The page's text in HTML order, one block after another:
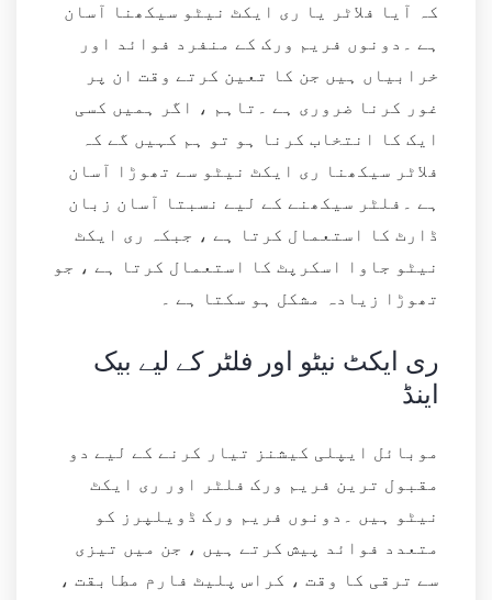
کہ آیا فلاٹر یا ری ایکٹ نیٹو سیکھنا آسان
ہے ۔دونوں فریم ورک کے منفرد فوائد اور
خرابیاں ہیں جن کا تعین کرتے وقت ان پر
غور کرنا ضروری ہے ۔تاہم ، اگر ہمیں کسی
ایک کا انتخاب کرنا ہو تو ہم کہیں گے کہ
فلاٹر سیکھنا ری ایکٹ نیٹو سے تھوڑا آسان
ہے ۔فلٹر سیکھنے کے لیے نسبتا آسان زبان
ڈارٹ کا استعمال کرتا ہے ، جبکہ ری ایکٹ
نیٹو جاوا اسکرپٹ کا استعمال کرتا ہے ، جو
تھوڑا زیادہ مشکل ہو سکتا ہے ۔
ری ایکٹ نیٹو اور فلٹر کے لیے بیک
اینڈ
موبائل ایپلی کیشنز تیار کرنے کے لیے دو
مقبول ترین فریم ورک فلٹر اور ری ایکٹ
نیٹو ہیں ۔دونوں فریم ورک ڈویلپرز کو
متعدد فوائد پیش کرتے ہیں ، جن میں تیزی
سے ترقی کا وقت ، کراس پلیٹ فارم مطابقت ،